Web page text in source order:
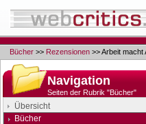
Bücher >> Rezensionen >> Arbeit macht
Navigation
Seiten der Rubrik "Bücher"
Übersicht
Bücher